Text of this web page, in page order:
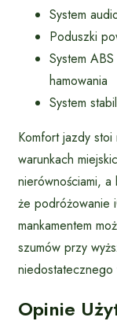
System
Poduszki
System
hamowania
System
Komfort jazdy
warunkach
nierównościami, a
że podróżowanie
mankamentem
szumów przy
niedostatecznego
Opinie